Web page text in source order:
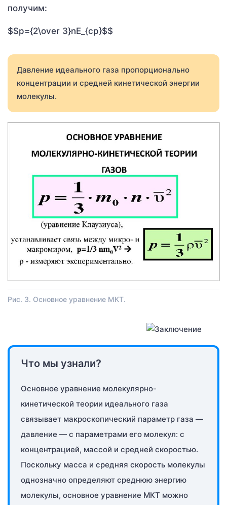
получим:
$$p={2\over 3}nE_{ср}$$
Давление идеального газа пропорционально
концентрации и средней кинетической энергии
молекулы.
Рис. 3. Основное уравнение МКТ.
Что мы узнали?
Основное уравнение молекулярно-
кинетической теории идеального газа
связывает макроскопический параметр газа —
давление — с параметрами его молекул: с
концентрацией, массой и средней скоростью.
Поскольку масса и средняя скорость молекулы
однозначно определяют среднюю энергию
молекулы, основное уравнение МКТ можно